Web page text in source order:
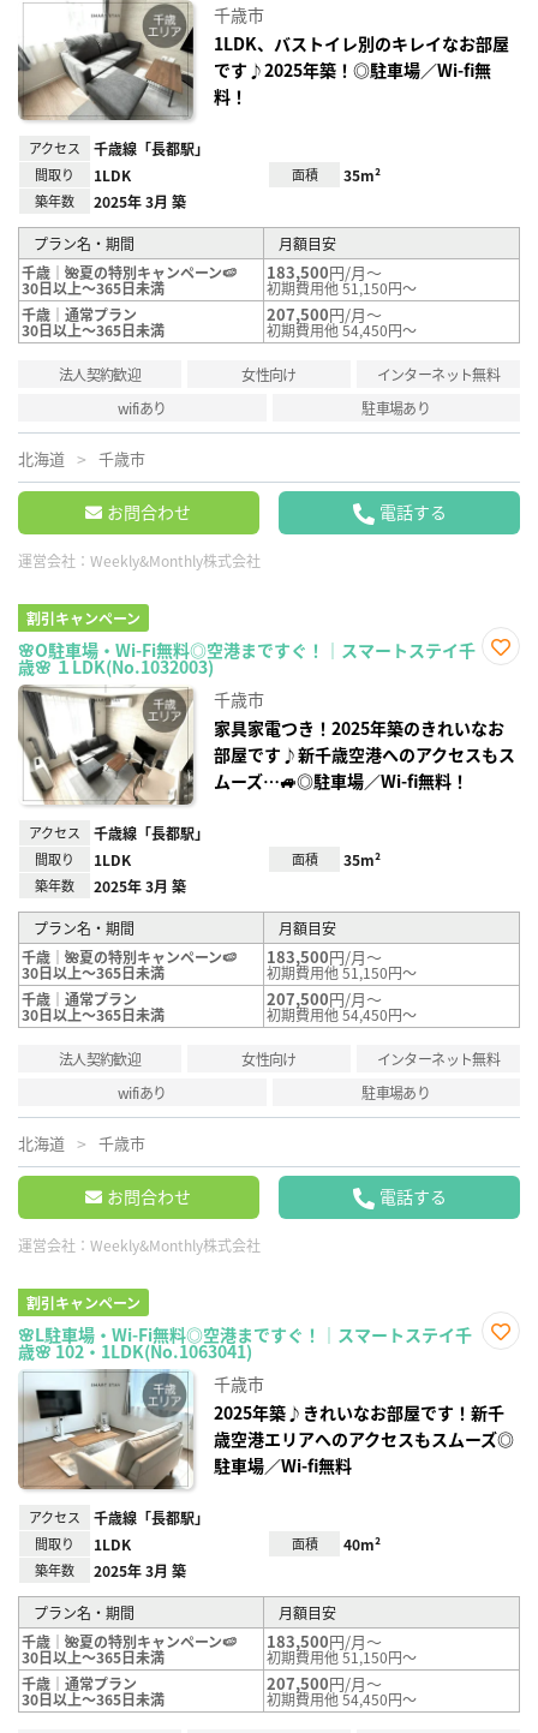
録
千歳市
1LDK、バストイレ別のキレイなお部屋
です♪2025年築！◎駐車場／Wi-fi無
料！
アクセス 千歳線「長都駅」
間取り 1LDK 面積 35m²
築年数 2025年 3月 築
プラン名・期間
月額目安
千歳｜🌺夏の特別キャンペーン🍉
30日以上～365日未満
183,500円/月～
初期費用他 51,150円～
千歳｜通常プラン
30日以上～365日未満
207,500円/月～
初期費用他 54,450円～
法人契約歓迎 女性向け
インターネット無料
wifiあり
駐車場あり
北海道 千歳市
お問合わせ 電話する
運営会社： Weekly&Monthly株式会社
割引キャンペーン
🌸O駐車場・Wi-Fi無料◎空港まですぐ！｜スマートステイ千
歳🌸 １LDK(No.1032003)
録
千歳市
家具家電つき！2025年築のきれいなお
部屋です♪新千歳空港へのアクセスもス
ムーズ…🚙◎駐車場／Wi-fi無料！
アクセス 千歳線「長都駅」
間取り 1LDK 面積 35m²
築年数 2025年 3月 築
プラン名・期間
月額目安
千歳｜🌺夏の特別キャンペーン🍉
30日以上～365日未満
183,500円/月～
初期費用他 51,150円～
千歳｜通常プラン
30日以上～365日未満
207,500円/月～
初期費用他 54,450円～
法人契約歓迎 女性向け
インターネット無料
wifiあり
駐車場あり
北海道 千歳市
お問合わせ 電話する
運営会社： Weekly&Monthly株式会社
割引キャンペーン
🌸L駐車場・Wi-Fi無料◎空港まですぐ！｜スマートステイ千
歳🌸 102・1LDK(No.1063041)
録
千歳市
2025年築♪きれいなお部屋です！新千
歳空港エリアへのアクセスもスムーズ◎
駐車場／Wi-fi無料
アクセス 千歳線「長都駅」
間取り 1LDK 面積 40m²
築年数 2025年 3月 築
プラン名・期間
月額目安
千歳｜🌺夏の特別キャンペーン🍉
30日以上～365日未満
183,500円/月～
初期費用他 51,150円～
千歳｜通常プラン
30日以上～365日未満
207,500円/月～
初期費用他 54,450円～